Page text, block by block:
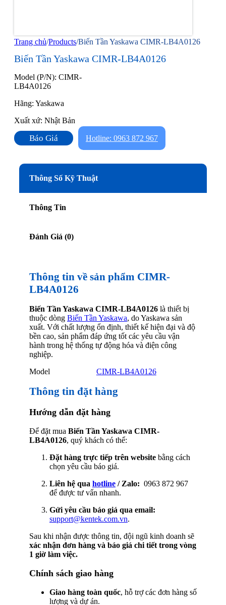
Trang chủ/Products/Biến Tần Yaskawa CIMR-LB4A0126
Biến Tần Yaskawa CIMR-LB4A0126
Model (P/N): CIMR-
LB4A0126
Hãng: Yaskawa
Xuất xứ: Nhật Bản
Báo Giá Hotline: 0963 872 967
Thông Số Kỹ Thuật
Thông Tin
Đánh Giá (0)
Thông tin về sản phẩm CIMR-
LB4A0126
Biến Tần Yaskawa CIMR-LB4A0126 là thiết bị
thuộc dòng Biến Tần Yaskawa, do Yaskawa sản
xuất. Với chất lượng ổn định, thiết kế hiện đại và độ
bền cao, sản phẩm đáp ứng tốt các yêu cầu vận
hành trong hệ thống tự động hóa và điện công
nghiệp.
Model
CIMR-LB4A0126
Thông tin đặt hàng
Hướng dẫn đặt hàng
Để đặt mua Biến Tần Yaskawa CIMR-
LB4A0126, quý khách có thể:
Đặt hàng trực tiếp trên website bằng cách
chọn yêu cầu báo giá.
Liên hệ qua hotline / Zalo: 0963 872 967
để được tư vấn nhanh.
Gửi yêu cầu báo giá qua email:
support@kentek.com.vn.
Sau khi nhận được thông tin, đội ngũ kinh doanh sẽ
xác nhận đơn hàng và báo giá chi tiết trong vòng
1 giờ làm việc.
Chính sách giao hàng
Giao hàng toàn quốc, hỗ trợ các đơn hàng số
lượng và dự án.